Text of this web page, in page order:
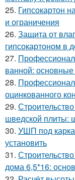
25. Гипсокартон
и ограничения
26. Защита от
гипсокартоном в
27.
ванной:
28.
оцинкованного
29.
шведской плиты:
30. УШП под
установить
31.
дома 6,5*16: